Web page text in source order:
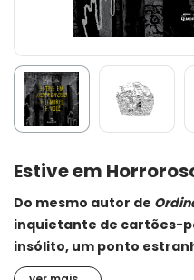
Estive em
Do mesmo autor de
inquietante de cartões-
insólito, um ponto
abismos cotidianos.